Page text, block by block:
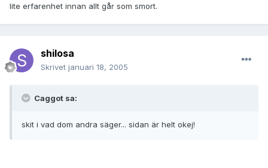
lite erfarenhet innan allt går som smort.
shilosa
Skrivet januari 18, 2005
Caggot sa:
skit i vad dom andra säger... sidan är helt okej!